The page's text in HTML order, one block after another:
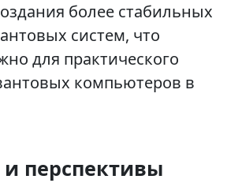
более стабильных
систем, что
для практического
компьютеров в
перспективы